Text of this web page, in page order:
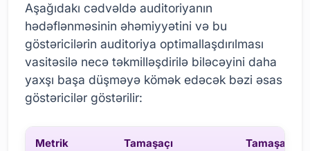
Aşağıdakı cədvəldə auditoriyanın
hədəflənməsinin əhəmiyyətini və bu
göstəricilərin auditoriya optimallaşdırılması
vasitəsilə necə təkmilləşdirilə biləcəyini daha
yaxşı başa düşməyə kömək edəcək bəzi əsas
göstəricilər göstərilir:
Metrik
Tamaşaçı